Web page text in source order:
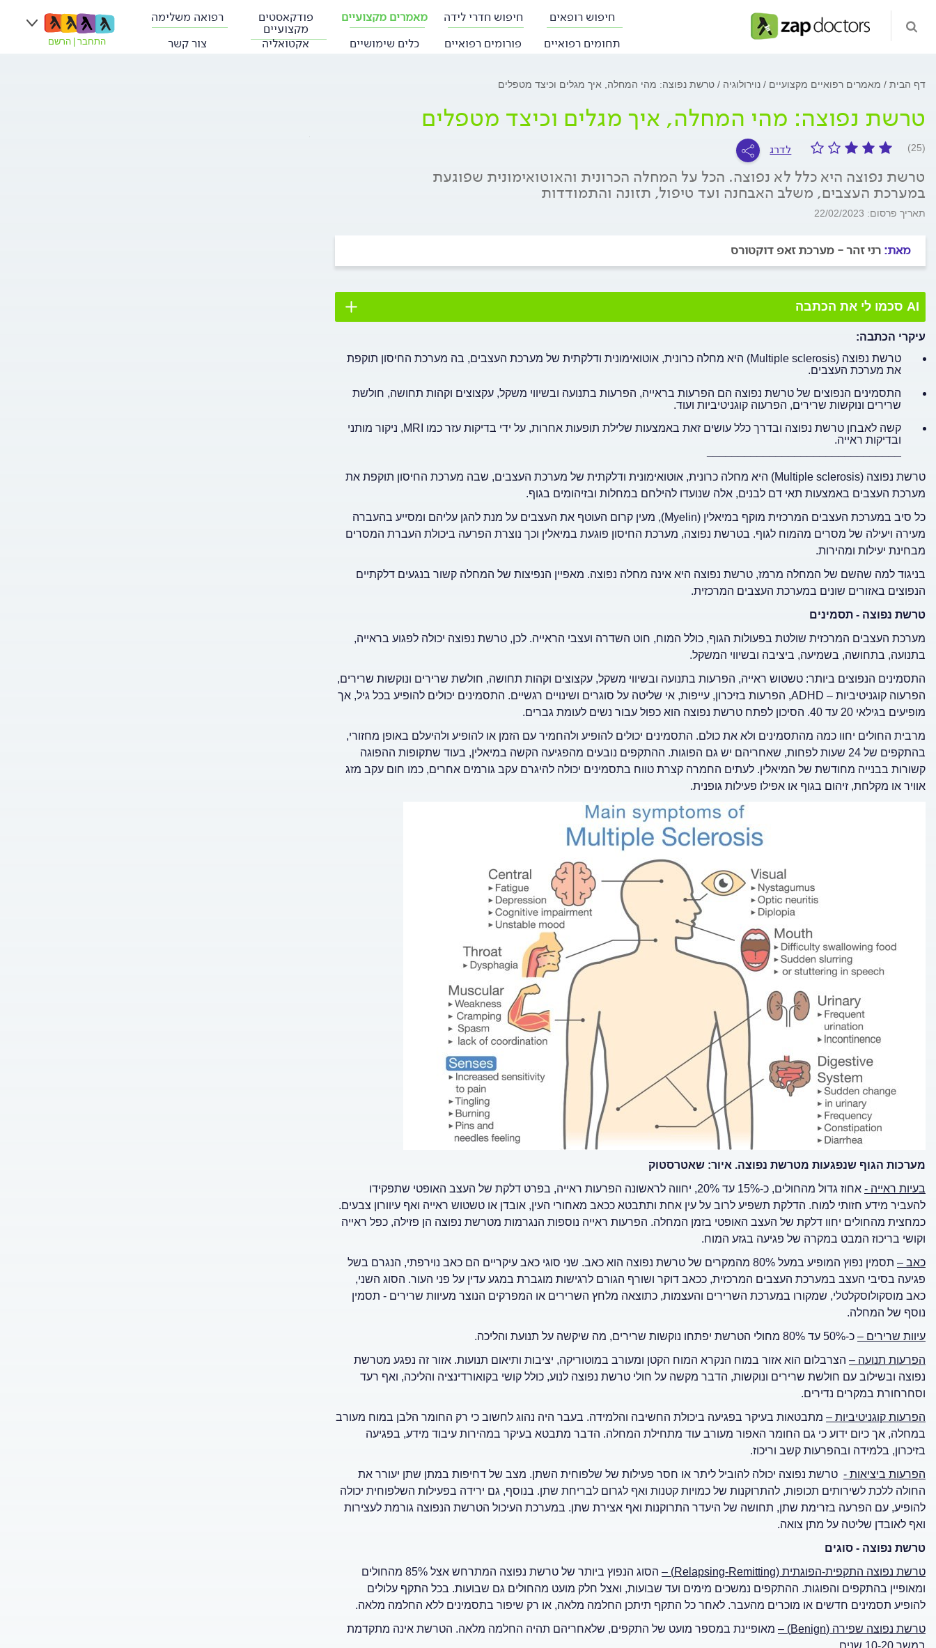
חיפוש רופאים חיפוש חדרי לידה מאמרים מקצועיים פודקאסטים
מקצועיים
רפואה משלימה
תחומים רפואיים
פורומים רפואיים כלים שימושיים אקטואליה צור קשר התחבר הרשם
דף הבית מאמרים רפואיים מקצועיים נוירולוגיה טרשת נפוצה: מהי המחלה, איך מגלים וכיצד מטפלים
טרשת נפוצה: מהי המחלה, איך מגלים וכיצד מטפלים
(25) לדרג
טרשת נפוצה היא כלל לא נפוצה. הכל על המחלה הכרונית והאוטואימונית שפוגעת
במערכת העצבים, משלב האבחנה ועד טיפול, תזונה והתמודדות
תאריך פרסום: 22/02/2023
מאת: רני זהר - מערכת זאפ דוקטורס
AI סכמו לי את הכתבה
עיקרי הכתבה:
טרשת נפוצה (Multiple sclerosis) היא מחלה כרונית, אוטואימונית ודלקתית של מערכת העצבים, בה מערכת החיסון תוקפת
את מערכת העצבים.
התסמינים הנפוצים של טרשת נפוצה הם הפרעות בראייה, הפרעות בתנועה ובשיווי משקל, עקצוצים וקהות תחושה, חולשת
שרירים ונוקשות שרירים, הפרעוה קוגניטיביות ועוד.
קשה לאבחן טרשת נפוצה ובדרך כלל עושים זאת באמצעות שלילת תופעות אחרות, על ידי בדיקות עזר כמו MRI, ניקור מותני
ובדיקות ראייה.
טרשת נפוצה (Multiple sclerosis) היא מחלה כרונית, אוטואימונית ודלקתית של מערכת העצבים, שבה מערכת החיסון תוקפת את
מערכת העצבים באמצעות תאי דם לבנים, אלה שנועדו להילחם במחלות ובזיהומים בגוף.
כל סיב במערכת העצבים המרכזית מוקף במיאלין (Myelin), מעין קרום העוטף את העצבים על מנת להגן עליהם ומסייע בהעברה
מעירה ויעילה של מסרים מהמוח לגוף. בטרשת נפוצה, מערכת החיסון פוגעת במיאלין וכך נוצרת הפרעה ביכולת העברת המסרים
מבחינת יעילות ומהירות.
בניגוד למה שהשם של המחלה מרמז, טרשת נפוצה היא אינה מחלה נפוצה. מאפיין הנפיצות של המחלה קשור בנגעים דלקתיים
הנפוצים באזורים שונים במערכת העצבים המרכזית.
טרשת נפוצה - תסמינים
מערכת העצבים המרכזית שולטת בפעולות הגוף, כולל המוח, חוט השדרה ועצבי הראייה. לכן, טרשת נפוצה יכולה לפגוע בראייה,
בתנועה, בתחושה, בשמיעה, ביציבה ובשיווי המשקל.
התסמינים הנפוצים ביותר: טשטוש ראייה, הפרעות בתנועה ובשיווי משקל, עקצוצים וקהות תחושה, חולשת שרירים ונוקשות שרירים,
הפרעוה קוגניטיביות – ADHD, הפרעות בזיכרון, עייפות, אי שליטה על סוגרים ושינויים רגשיים. התסמינים יכולים להופיע בכל גיל, אך
מופיעים בגילאי 20 עד 40. הסיכון לפתח טרשת נפוצה הוא כפול עבור נשים לעומת גברים.
מרבית החולים יחוו כמה מהתסמינים ולא את כולם. התסמינים יכולים להופיע ולהחמיר עם הזמן או להופיע ולהיעלם באופן מחזורי,
בהתקפים של 24 שעות לפחות, שאחריהם יש גם הפוגות. ההתקפים נובעים מהפגיעה הקשה במיאלין, בעוד שתקופות ההפוגה
קשורות בבנייה מחודשת של המיאלין. לעתים החמרה קצרת טווח בתסמינים יכולה להיגרם עקב גורמים אחרים, כמו חום עקב מזג
אוויר או מקלחת, זיהום בגוף או אפילו פעילות גופנית.
מערכות הגוף שנפגעות מטרשת נפוצה. איור: שאטרסטוק
בעיות ראייה -
אחוז גדול מהחולים, כ-15% עד 20%, יחווה לראשונה הפרעות ראייה, בפרט דלקת של העצב האופטי שתפקידו
להעביר מידע חזותי למוח. הדלקת תשפיע לרוב על עין אחת ותתבטא ככאב מאחורי העין, אובדן או טשטוש ראייה ואף עיוורון צבעים.
כמחצית מהחולים יחוו דלקת של העצב האופטי בזמן המחלה. הפרעות ראייה נוספות הנגרמות מטרשת נפוצה הן פזילה, כפל ראייה
וקושי בריכוז המבט במקרה של פגיעה בגזע המוח.
כאב –
תסמין נפוץ המופיע במעל 80% מהמקרים של טרשת נפוצה הוא כאב. שני סוגי כאב עיקריים הם כאב נוירפתי, הנגרם בשל
פגיעה בסיבי העצב במערכת העצבים המרכזית, ככאב דוקר ושורף הגורם לרגישות מוגברת במגע עדין על פני העור. הסוג השני,
כאב מוסקולוסקלטלי, שמקורו במערכת השרירים והעצמות, כתוצאה מלחץ השרירים או המפרקים הנוצר מעיוות שרירים - תסמין
נוסף של המחלה.
עיוות שרירים – כ-50% עד 80% מחולי הטרשת יפתחו נוקשות שרירים, מה שיקשה על תנועת והליכה.
הפרעות תנועה – הצרבלום הוא אזור במוח הנקרא המוח הקטן ומעורב במוטוריקה, יציבות ותיאום תנועות. אזור זה נפגע מטרשת
נפוצה ובשילוב עם חולשת שרירים ונוקשות, הדבר מקשה על חולי טרשת נפוצה לנוע, כולל קושי בקואורדינציה והליכה, ואף רעד
וסחרחורת במקרים נדירים.
הפרעות קוגניטיביות – מתבטאות בעיקר בפגיעה ביכולת החשיבה והלמידה. בעבר היה נהוג לחשוב כי רק החומר הלבן במוח מעורב
במחלה, אך כיום ידוע כי גם החומר האפור מעורב עוד מתחילת המחלה. הדבר מתבטא בעיקר במהירות עיבוד מידע, בפגיעה
בזיכרון, בלמידה ובהפרעות קשב וריכוז.
הפרעות ביציאות - טרשת נפוצה יכולה להוביל ליתר או חסר פעילות של שלפוחית השתן. מצב של דחיפות במתן שתן יעורר את
החולה ללכת לשירותים תכופות, להתרוקנות של כמויות קטנות ואף לגרום לבריחת שתן. בנוסף, גם ירידה בפעילות השלפוחית יכולה
להופיע, עם הפרעה בזרימת שתן, תחושה של היעדר התרוקנות ואף אצירת שתן. במערכת העיכול הטרשת הנפוצה גורמת לעצירות
ואף לאובדן שליטה על מתן צואה.
טרשת נפוצה - סוגים
טרשת נפוצה התקפית-הפוגתית (Relapsing-Remitting
) –
הסוג הנפוץ ביותר של טרשת נפוצה המתרחש אצל 85% מהחולים
ומאופיין בהתקפים והפוגות. ההתקפים נמשכים מימים ועד שבועות, ואצל חלק מועט מהחולים גם שבועות. בכל התקף עלולים
להופיע תסמינים חדשים או מוכרים מהעבר. לאחר כל התקף תיתכן החלמה מלאה, או רק שיפור בתסמינים ללא החלמה מלאה.
טרשת נפוצה שפירה (
Benign
)
– מאופיינת במספר מועט של התקפים, שלאחריהם תהיה החלמה מלאה. הטרשת אינה מתקדמת
במשך 10-20 שנים.